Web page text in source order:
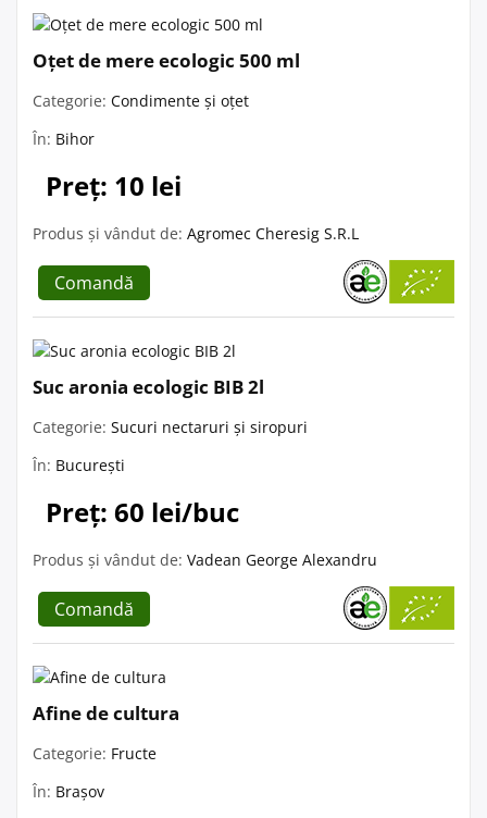
Oțet de mere ecologic 500 ml
Categorie: Condimente și oțet
În: Bihor
Preț: 10 lei
Produs și vândut de: Agromec Cheresig S.R.L
Comandă
Suc aronia ecologic BIB 2l
Categorie: Sucuri nectaruri și siropuri
În: București
Preț: 60 lei/buc
Produs și vândut de: Vadean George Alexandru
Comandă
Afine de cultura
Categorie: Fructe
În: Brașov